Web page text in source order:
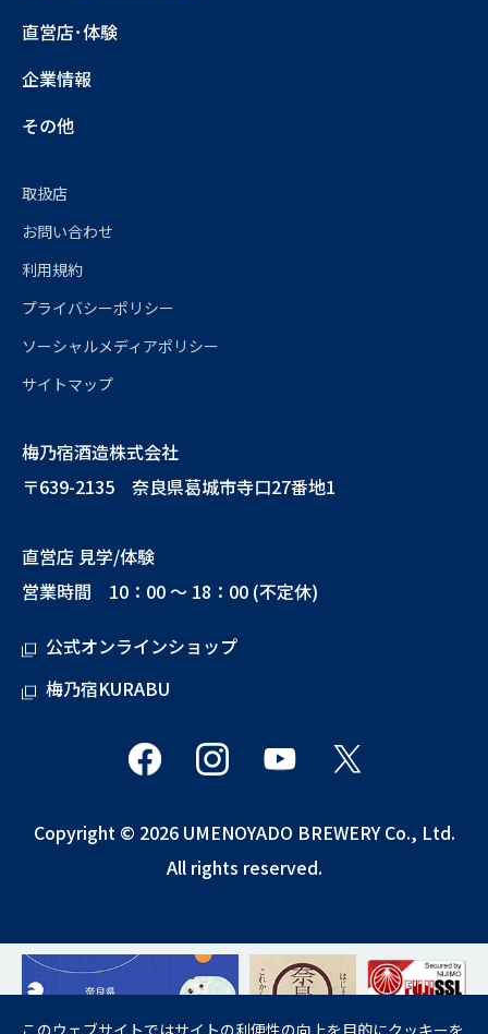
直営店･体験
企業情報
その他
取扱店
お問い合わせ
利用規約
プライバシーポリシー
ソーシャルメディアポリシー
サイトマップ
梅乃宿酒造株式会社
〒639-2135 奈良県葛城市寺口27番地1
直営店 見学/体験
営業時間 10：00 ～ 18：00 (不定休)
公式オンラインショップ
梅乃宿KURABU
Copyright © 2026 UMENOYADO BREWERY Co., Ltd.
All rights reserved.
このウェブサイトではサイトの利便性の向上を目的にクッキーを